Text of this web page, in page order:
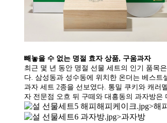
빼놓을 수 없는 명절 효자 상품, 구움과자
최근 몇 년 동안 명절 선물 세트의 인기 품목
다. 삼성동과 성수동에 위치한 온더는 베스
과자 세트 2종을 선보였다. 통밀 쿠키와 캐러
자 전문점 오흐 뒤 구떼와 대흥동의 과자방
>해
>과자방